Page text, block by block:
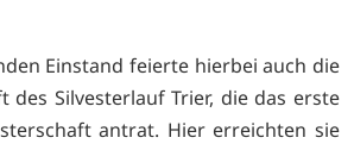
Einstand feierte hierbei auch die
des Silvesterlauf Trier, die das erste
antrat. Hier erreichten sie